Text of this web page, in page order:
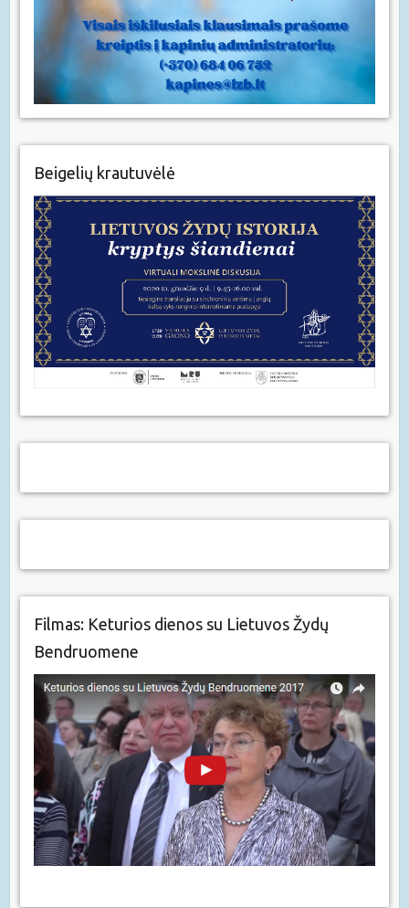
Beigelių krautuvėlė
Filmas: Keturios dienos su Lietuvos Žydų
Bendruomene